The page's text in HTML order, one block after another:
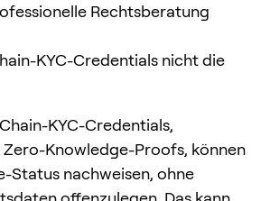
Rechtsberatung
KYC-Credentials nicht die
KYC-Credentials,
Knowledge-Proofs, können
Status nachweisen, ohne